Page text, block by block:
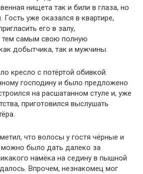
нищета так и били в глаза, но
уже оказался в квартире,
его в залу,
тем самым свою полную
добытчика, так и мужчины.
кресло с потёртой обивкой.
господину и было предложено
на расшатанном стуле и, уже
приготовился выслушать
что волосы у гостя чёрные и
можно было дать далеко за
намёка на седину в пышной
Впрочем, незнакомец мог